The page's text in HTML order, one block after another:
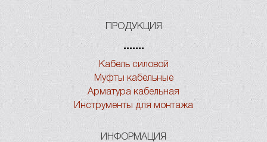
ПРОДУКЦИЯ
Кабель силовой
Муфты кабельные
Арматура кабельная
Инструменты для монтажа
ИНФОРМАЦИЯ